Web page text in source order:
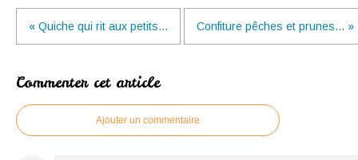
« Quiche qui rit aux petits... Confiture pêches et prunes... »
Commenter cet article
Ajouter un commentaire